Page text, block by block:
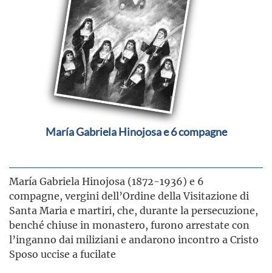
María Gabriela Hinojosa e 6 compagne
María Gabriela Hinojosa (1872-1936) e 6
compagne, vergini dell’Ordine della Visitazione di
Santa Maria e martiri, che, durante la persecuzione,
benché chiuse in monastero, furono arrestate con
l’inganno dai miliziani e andarono incontro a Cristo
Sposo uccise a fucilate